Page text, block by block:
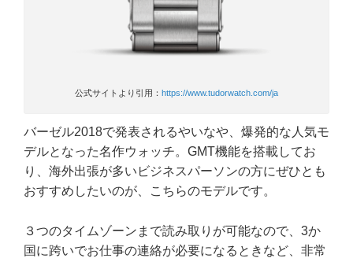
公式サイトより引用： https://www.tudorwatch.com/ja
バーゼル2018で発表されるやいなや、爆発的な人気モ
デルとなった名作ウォッチ。GMT機能を搭載してお
り、海外出張が多いビジネスパーソンの方にぜひとも
おすすめしたいのが、こちらのモデルです。
３つのタイムゾーンまで読み取りが可能なので、3か
国に跨いでお仕事の連絡が必要になるときなど、非常